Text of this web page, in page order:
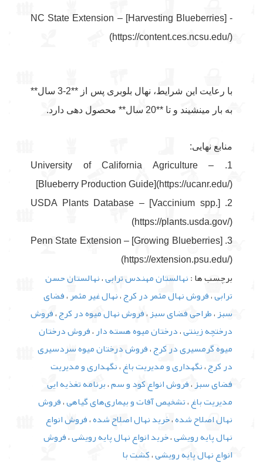
- NC State Extension – [Harvesting Blueberries]
(https://content.ces.ncsu.edu/)
با رعایت این شرایط، نهال بلوبری پس از **2-3 سال**
به بار مینشیند و تا **20 سال** محصول دهی دارد.
منابع نهایی:
1. University of California Agriculture –
[Blueberry Production Guide](https://ucanr.edu/)
2. USDA Plants Database – [Vaccinium spp.]
(https://plants.usda.gov/)
3. Penn State Extension – [Growing Blueberries]
(https://extension.psu.edu/)
برچسب ها :نهالستان مهندس ترابی،نهالستان حسن
ترابی،فروش نهال مثمر در کرج،نهال غیر مثمر،فضای
سبز،طراحی فضای سبز،فروش نهال میوه در کرج،فروش
درختچه زینتی،درختان میوه هسته دار،فروش درختان
میوه گرمسیری در کرج،فروش درختان میوه سردسیری
در کرج،نگهداری و مدیریت باغ،نگهداری و مدیریت
فضای سبز،فروش انواع کود و سم،برنامه تغذیه ایی
مدیریت باغ،تشخیص آفات و بیماری‌های گیاهی،فروش
نهال اصلاح شده،خرید نهال اصلاح شده،فروش انواع
نهال پایه رویشی،خرید انواع نهال پایه رویشی،فروش
انواع نهال پایه رویشی،کشت با